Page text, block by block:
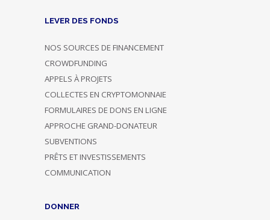
LEVER DES FONDS
NOS SOURCES DE FINANCEMENT
CROWDFUNDING
APPELS À PROJETS
COLLECTES EN CRYPTOMONNAIE
FORMULAIRES DE DONS EN LIGNE
APPROCHE GRAND-DONATEUR
SUBVENTIONS
PRÊTS ET INVESTISSEMENTS
COMMUNICATION
DONNER